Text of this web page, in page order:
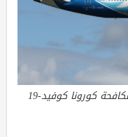
كورونا كوفيد-19